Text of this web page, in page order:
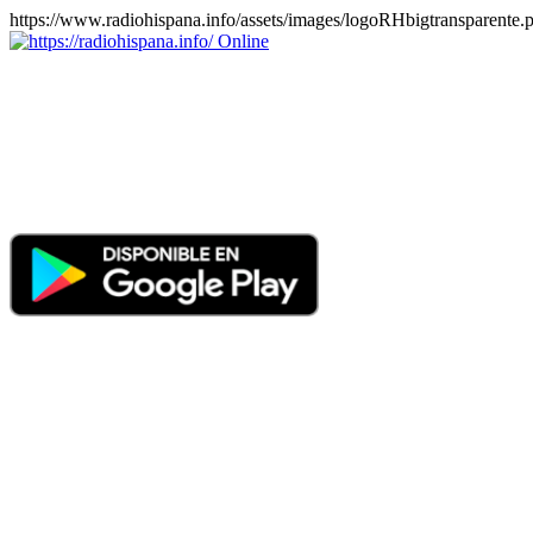
https://www.radiohispana.info/assets/images/
Online